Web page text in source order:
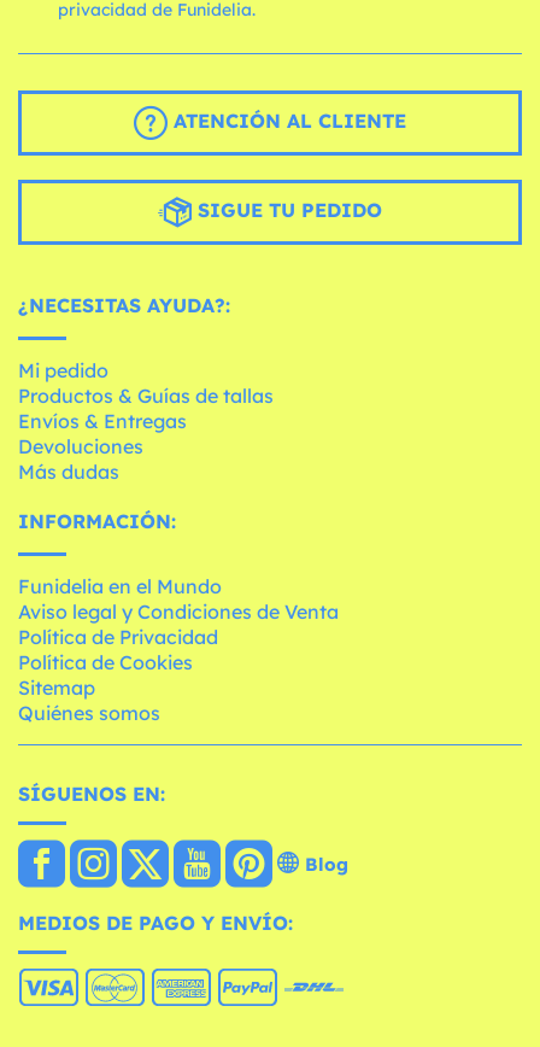
privacidad de Funidelia.
ATENCIÓN AL CLIENTE
SIGUE TU PEDIDO
¿NECESITAS AYUDA?:
Mi pedido
Productos & Guías de tallas
Envíos & Entregas
Devoluciones
Más dudas
INFORMACIÓN:
Funidelia en el Mundo
Aviso legal y Condiciones de Venta
Política de Privacidad
Política de Cookies
Sitemap
Quiénes somos
SÍGUENOS EN:
Blog
MEDIOS DE PAGO Y ENVÍO: